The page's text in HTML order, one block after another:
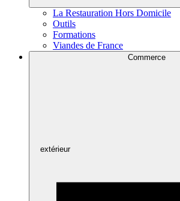
La Restauration Hors Domicile
Outils
Formations
Viandes de France
Commerce
extérieur